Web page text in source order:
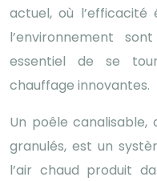
actuel, où
l’environnement
essentiel de se
chauffage innovantes.
Un poêle canalisable,
granulés, est un
l’air chaud produit